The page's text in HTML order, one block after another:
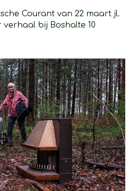
Courant van 22 maart jl.
bij Boshalte 10